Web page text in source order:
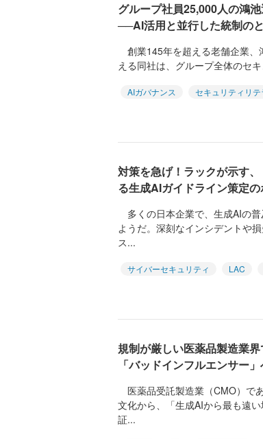
グループ社員25,000人の鴻
──AI活用と並行した統制の
創業145年を超える老舗企業、
える同社は、グループ全体のセ
AIガバナンス
セキュリティリテ
対策を急げ！ラックが示す
る生成AIガイドライン策定の
多くの日本企業で、生成AIの
ようだ。深刻なインシデントや
ス...
サイバーセキュリティ LAC
規制が厳しい医薬品製造業
「バッドインフルエンサー
医薬品受託製造業（CMO）で
文化から、「生成AIから最も遠
証...